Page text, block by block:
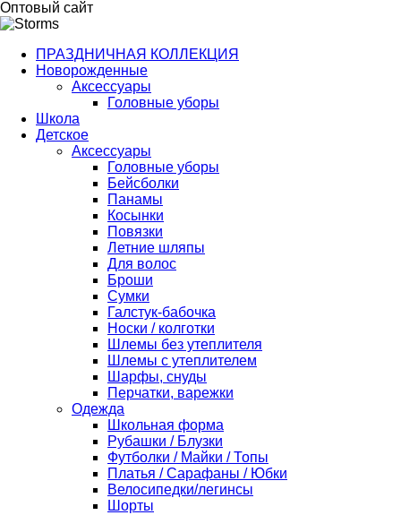
Оптовый сайт
ПРАЗДНИЧНАЯ КОЛЛЕКЦИЯ
Новорожденные
Аксессуары
Головные уборы
Школа
Детское
Аксессуары
Головные уборы
Бейсболки
Панамы
Косынки
Повязки
Летние шляпы
Для волос
Броши
Сумки
Галстук-бабочка
Носки / колготки
Шлемы без утеплителя
Шлемы с утеплителем
Шарфы, снуды
Перчатки, варежки
Одежда
Школьная форма
Рубашки / Блузки
Футболки / Майки / Топы
Платья / Сарафаны / Юбки
Велосипедки/легинсы
Шорты